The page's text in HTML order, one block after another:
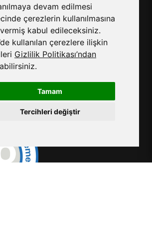
devam edilmesi
çerezlerin kullanılmasına
kabul edileceksiniz.
kullanılan çerezlere ilişkin
Gizlilik Politikası’ndan
Tamam
Tercihleri değiştir
Server
No:7